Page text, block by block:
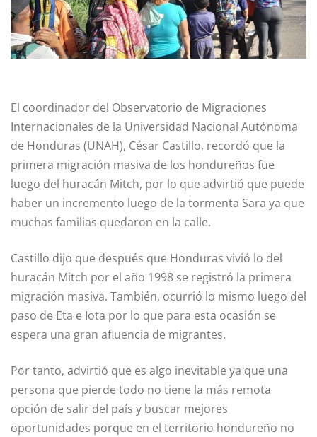
El coordinador del Observatorio de Migraciones
Internacionales de la Universidad Nacional Autónoma
de Honduras (UNAH), César Castillo, recordó que la
primera migración masiva de los hondureños fue
luego del huracán Mitch, por lo que advirtió que puede
haber un incremento luego de la tormenta Sara ya que
muchas familias quedaron en la calle.
Castillo dijo que después que Honduras vivió lo del
huracán Mitch por el año 1998 se registró la primera
migración masiva. También, ocurrió lo mismo luego del
paso de Eta e Iota por lo que para esta ocasión se
espera una gran afluencia de migrantes.
Por tanto, advirtió que es algo inevitable ya que una
persona que pierde todo no tiene la más remota
opción de salir del país y buscar mejores
oportunidades porque en el territorio hondureño no